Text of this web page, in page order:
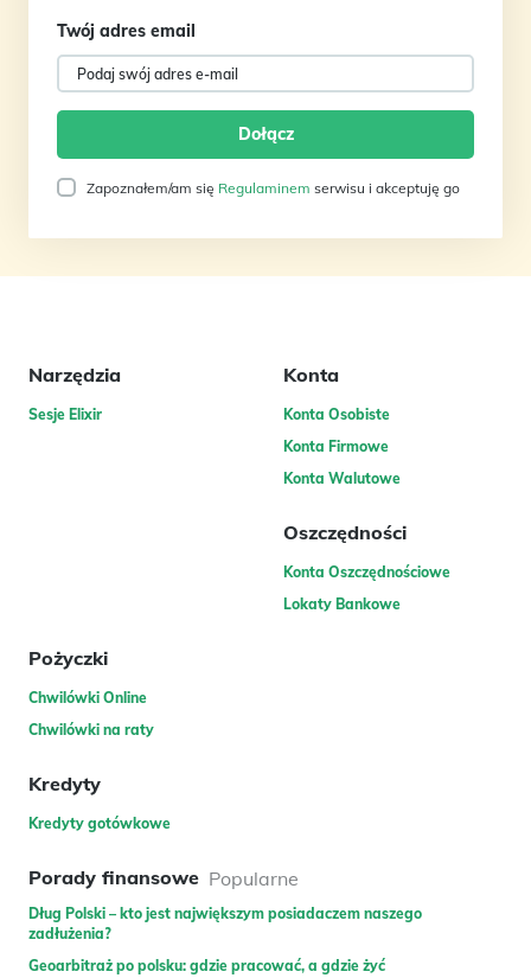
Twój adres email
Zapoznałem/am się Regulaminem serwisu i akceptuję go
Narzędzia
Sesje Elixir
Konta
Konta Osobiste
Konta Firmowe
Konta Walutowe
Oszczędności
Konta Oszczędnościowe
Lokaty Bankowe
Pożyczki
Chwilówki Online
Chwilówki na raty
Kredyty
Kredyty gotówkowe
Porady finansowe Popularne
Dług Polski – kto jest największym posiadaczem naszego
zadłużenia?
Geoarbitraż po polsku: gdzie pracować, a gdzie żyć